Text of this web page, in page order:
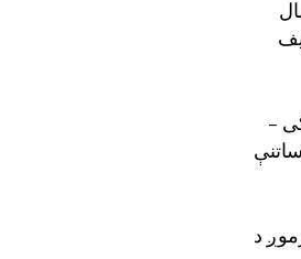
–
د